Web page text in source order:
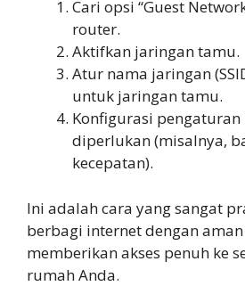
Cari opsi “Guest
router.
Aktifkan jaringan tamu.
Atur nama jaringan
untuk jaringan tamu.
Konfigurasi
diperlukan (misalnya,
kecepatan).
Ini adalah cara yang sangat
berbagi internet dengan
memberikan akses penuh ke
rumah Anda.